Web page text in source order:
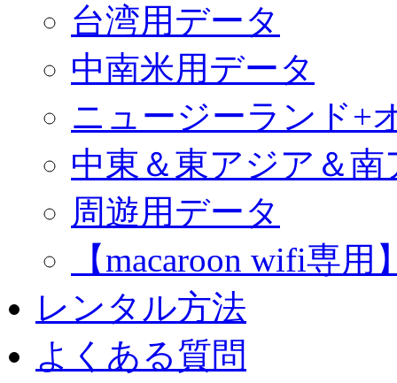
台湾用データ
中南米用データ
ニュージーランド+
中東＆東アジア＆
周遊用データ
【macaroon wifi専
レンタル方法
よくある質問